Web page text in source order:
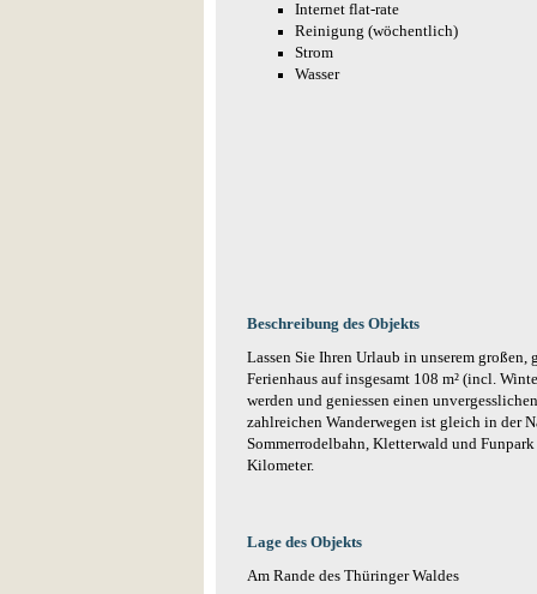
Internet flat-rate
Reinigung (wöchentlich)
Strom
Wasser
Beschreibung des Objekts
Lassen Sie Ihren Urlaub in unserem
Ferienhaus auf insgesamt 108 m² (incl.
werden und geniessen einen
zahlreichen Wanderwegen ist gleich in der
Sommerrodelbahn, Kletterwald und
Kilometer.
Lage des Objekts
Am Rande des Thüringer Waldes